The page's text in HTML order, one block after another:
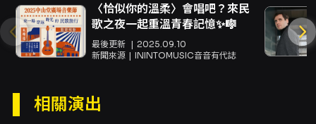
「跨時空記憶」與「女性情誼」為核心敘事。故
事從兩位就讀同一所高中的姊妹育恩（文青派）
與育雅（理科女孩）出發，因為一首日本民謠
〈朧月夜〉，召喚出日本時代的老學姊陳寶附身
上，本劇以台、華、日三語的歌曲交織呈現，並
〈恰似你的溫柔〉會唱吧？來民
歌之夜一起重溫青春記憶✨🎼
最後更新
2025.09.10
新聞來源
ININTOMUSIC音音有代誌
相關演出